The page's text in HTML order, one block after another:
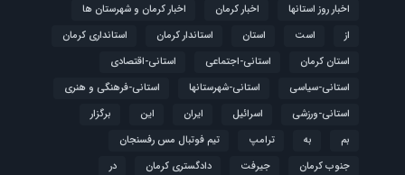
اخبار روز استانها
اخبار کرمان
اخبار کرمان و شهرستان ها
از
است استان استاندار کرمان
استانداری کرمان
استان کرمان
استانی-اجتماعی
استانی-اقتصادی
استانی-سیاسی
استانی-شهرستانها
استانی-فرهنگی و هنری
استانی-ورزشی
اسرائیل ایران این
برگزار
بم
به ترامپ
تیم فوتبال مس رفسنجان
جنوب کرمان
جیرفت دادگستری کرمان
در